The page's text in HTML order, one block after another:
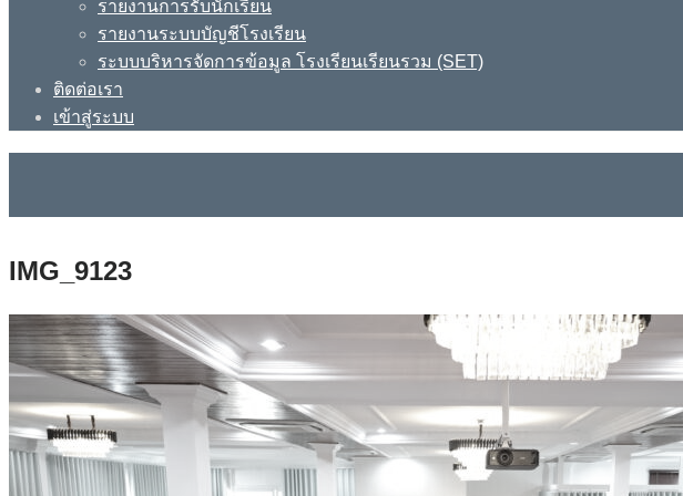
รายงานการรับนักเรียน
รายงานระบบบัญชีโรงเรียน
ระบบบริหารจัดการข้อมูล โรงเรียนเรียนรวม (SET)
ติดต่อเรา
เข้าสู่ระบบ
IMG_9123